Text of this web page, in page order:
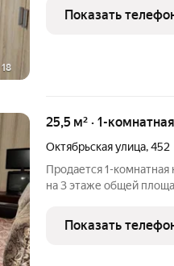
18
развитый район города-курорта дом
торговым центром
Показать
25,5 м² · 1-
Октябрьская улица,452
Продается 1-
на 3 этаже общей
проживания. Хорошая
доступности начиная от
Показать